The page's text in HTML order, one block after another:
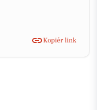
Kopiér link